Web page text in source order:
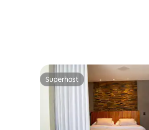
Superhost
Superhost